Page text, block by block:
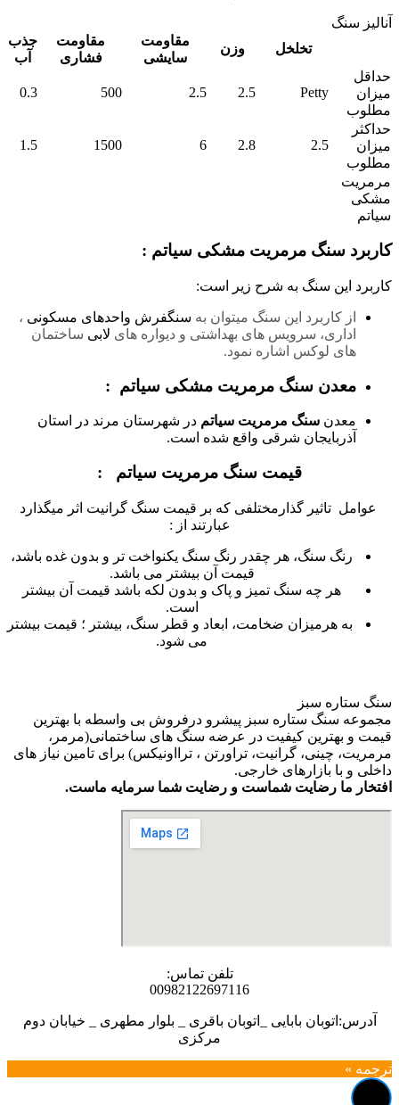
آنالیز سنگ
تخلخل
وزن
مقاومت
سایشی
مقاومت
فشاری
جذب
آب
حداقل
میزان
مطلوب
Petty
2.5
2.5
500
0.3
حداکثر
میزان
مطلوب
2.5
2.8
6
1500
1.5
مرمریت
مشکی
سیاتم
کاربرد سنگ مرمریت مشکی سیاتم :
کاربرد این سنگ به شرح زیر است:
از کاربرد این سنگ میتوان به سنگفرش واحدهای مسکونی ،
اداری، سرویس های بهداشتی و دیواره های لابی ساختمان
های لوکس اشاره نمود.
معدن سنگ مرمریت مشکی سیاتم :
معدن سنگ مرمریت سیاتم در شهرستان مرند در استان
آذربایجان شرقی واقع شده است.
قیمت سنگ مرمریت سیاتم :
عوامل تاثیر گذارمختلفی که بر قیمت سنگ گرانیت اثر میگذارد
عبارتند از :
رنگ سنگ، هر چقدر رنگ سنگ یکنواخت تر و بدون غده باشد،
قیمت آن بیشتر می باشد.
هر چه سنگ تمیز و پاک و بدون لکه باشد قیمت آن بیشتر
است.
به هرمیزان ضخامت، ابعاد و قطر سنگ، بیشتر ؛ قیمت بیشتر
می شود.
سنگ ستاره سبز
مجموعه سنگ ستاره سبز پیشرو درفروش بی واسطه با بهترین
قیمت و بهترین کیفیت در عرضه سنگ های ساختمانی(مرمر،
مرمریت، چینی، گرانیت، تراورتن ، ترااونیکس) برای تامین نیاز های
داخلی و با بازارهای خارجی.
افتخار ما رضایت شماست و رضایت شما سرمایه ماست.
تلفن تماس:
00982122697116
آدرس:اتوبان بابایی _اتوبان باقری _ بلوار مطهری _ خیابان دوم
مرکزی
ترجمه »